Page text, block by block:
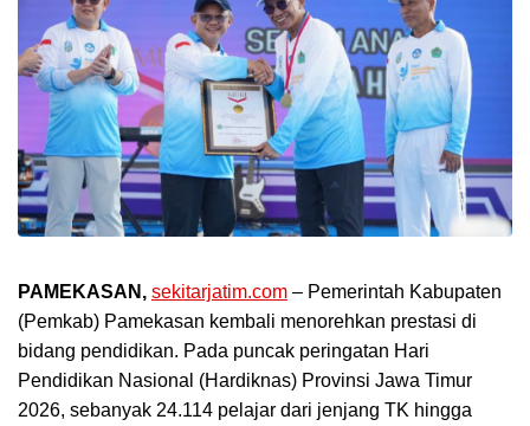
PAMEKASAN, sekitarjatim.com – Pemerintah Kabupaten
(Pemkab) Pamekasan kembali menorehkan prestasi di
bidang pendidikan. Pada puncak peringatan Hari
Pendidikan Nasional (Hardiknas) Provinsi Jawa Timur
2026, sebanyak 24.114 pelajar dari jenjang TK hingga